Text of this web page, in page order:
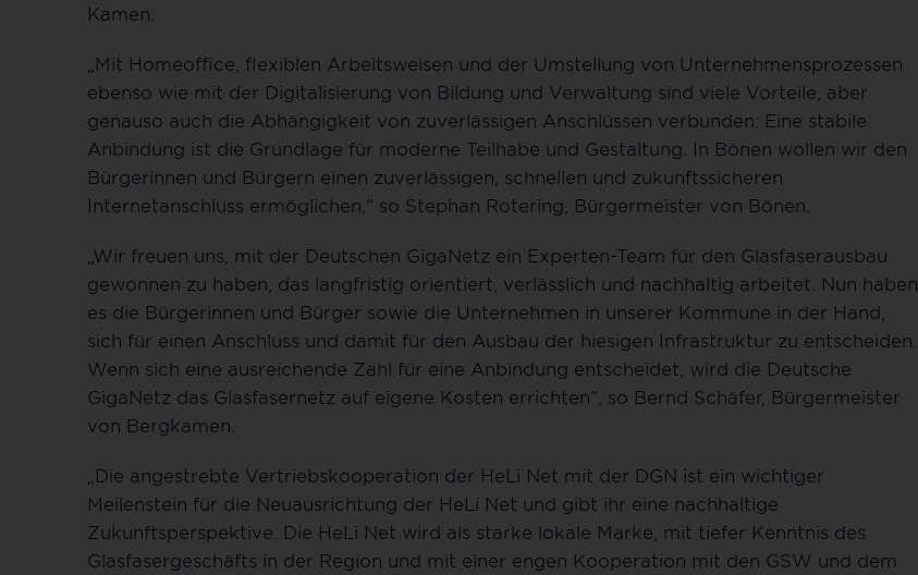
Kamen.
„Mit Homeoffice, flexiblen Arbeitsweisen und der Umstellung von Unternehmensprozessen
ebenso wie mit der Digitalisierung von Bildung und Verwaltung sind viele Vorteile, aber
genauso auch die Abhängigkeit von zuverlässigen Anschlüssen verbunden: Eine stabile
Anbindung ist die Grundlage für moderne Teilhabe und Gestaltung. In Bönen wollen wir den
Bürgerinnen und Bürgern einen zuverlässigen, schnellen und zukunftssicheren
Internetanschluss ermöglichen,“ so Stephan Rotering, Bürgermeister von Bönen.
„Wir freuen uns, mit der Deutschen GigaNetz ein Experten-Team für den Glasfaserausbau
gewonnen zu haben, das langfristig orientiert, verlässlich und nachhaltig arbeitet. Nun haben
es die Bürgerinnen und Bürger sowie die Unternehmen in unserer Kommune in der Hand,
sich für einen Anschluss und damit für den Ausbau der hiesigen Infrastruktur zu entscheiden.
Wenn sich eine ausreichende Zahl für eine Anbindung entscheidet, wird die Deutsche
GigaNetz das Glasfasernetz auf eigene Kosten errichten“, so Bernd Schäfer, Bürgermeister
von Bergkamen.
„Die angestrebte Vertriebskooperation der HeLi Net mit der DGN ist ein wichtiger
Meilenstein für die Neuausrichtung der HeLi Net und gibt ihr eine nachhaltige
Zukunftsperspektive. Die HeLi Net wird als starke lokale Marke, mit tiefer Kenntnis des
Glasfasergeschäfts in der Region und mit einer engen Kooperation mit den GSW und dem